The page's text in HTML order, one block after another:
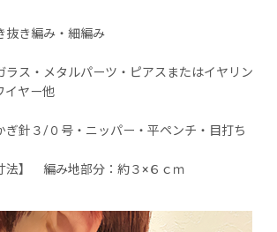
き編み・細編み
ラス・メタルパーツ・ピアスまたはイヤリン
イヤー他
ぎ針３/０号・ニッパー・平ペンチ・目打ち
法】 編み地部分：約３×６ｃｍ